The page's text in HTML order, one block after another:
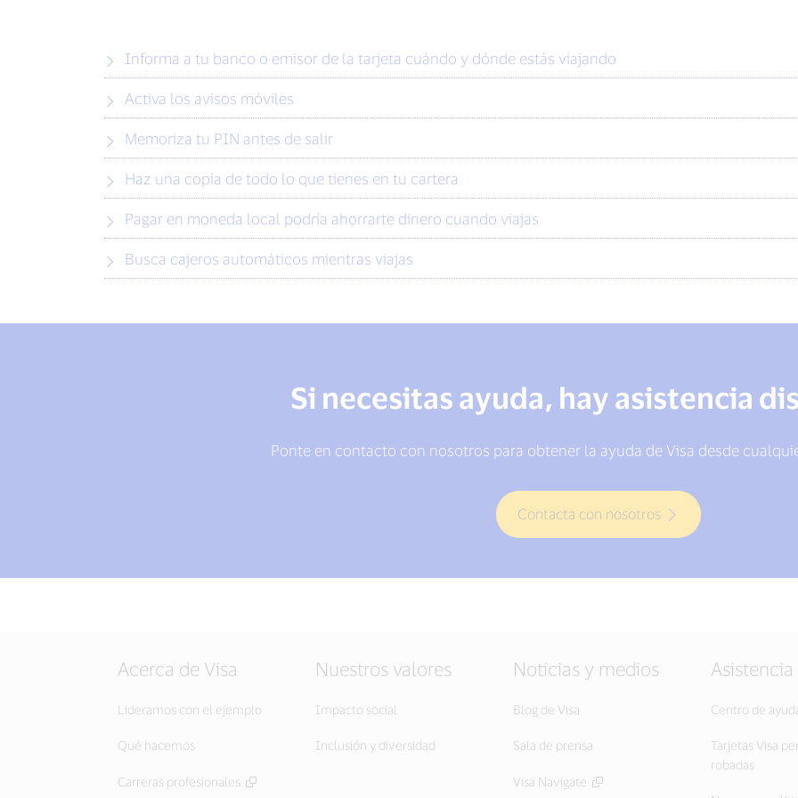
Informa a tu banco o emisor de la tarjeta cuándo y dónde estás viajando
Activa los avisos móviles
Memoriza tu PIN antes de salir
Haz una copia de todo lo que tienes en tu cartera
Pagar en moneda local podría ahorrarte dinero cuando viajas
Busca cajeros automáticos mientras viajas
Si necesitas ayuda, hay asistencia
Ponte en contacto con nosotros para obtener la ayuda de Visa desde
Contacta con nosotros
Acerca de Visa
Lideramos con el ejemplo
Qué hacemos
Carreras profesionales
Nuestros valores
Impacto social
Inclusión y diversidad
Noticias y medios
Blog de Visa
Sala de prensa
Visa Navigate
Asistencia
Centro de
Tarjetas Visa
robadas